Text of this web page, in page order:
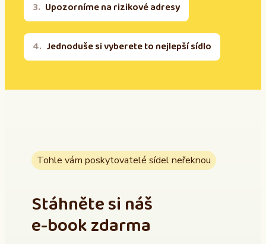
Upozorníme na rizikové adresy
Jednoduše si vyberete to nejlepší sídlo
Tohle vám poskytovatelé sídel neřeknou
Stáhněte si náš
e-book zdarma